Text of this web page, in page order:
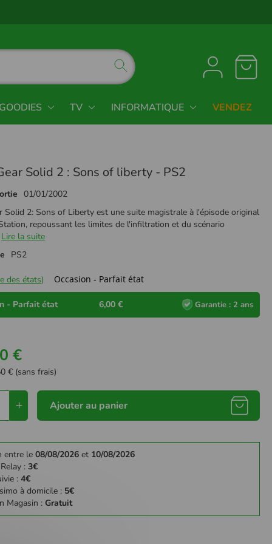
TV INFORMATIQUE VENDEZ
Solid 2 : Sons of liberty - PS2
01/01/2002
Solid 2: Sons of Liberty est une suite magistrale à l'épisode original
repoussant les limites de l'infiltration et du scénario
Lire la suite
PS2
des états) Occasion - Parfait état
- Parfait état 6,00 € Garantie : 2 ans
€
€ (sans frais)
Ajouter au panier
entre le08/08/2026 et 10/08/2026
:3€
:4€
à domicile : 5€
Magasin :Gratuit